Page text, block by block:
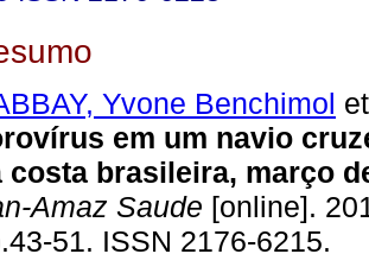
Yvone Benchimol
em um navio
costa brasileira, março
Amaz Saude [online].
51. ISSN 2176-6215.